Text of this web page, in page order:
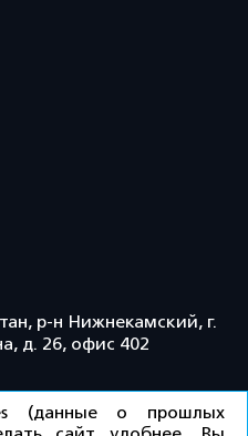
р-н Нижнекамский, г.
д. 26, офис 402
(данные о прошлых